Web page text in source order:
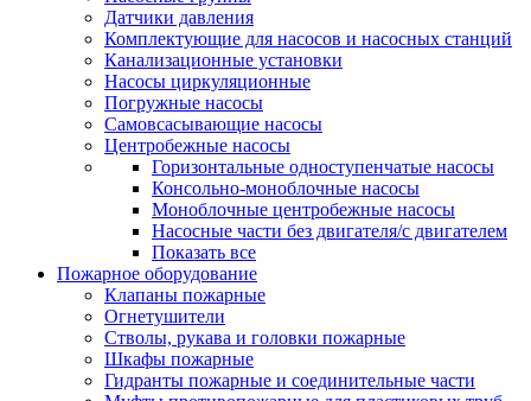
Датчики давления
Комплектующие для насосов и насосных станций
Канализационные установки
Насосы циркуляционные
Погружные насосы
Самовсасывающие насосы
Центробежные насосы
Горизонтальные одноступенчатые насосы
Консольно-моноблочные насосы
Моноблочные центробежные насосы
Насосные части без двигателя/с двигателем
Показать все
Пожарное оборудование
Клапаны пожарные
Огнетушители
Стволы, рукава и головки пожарные
Шкафы пожарные
Гидранты пожарные и соединительные части